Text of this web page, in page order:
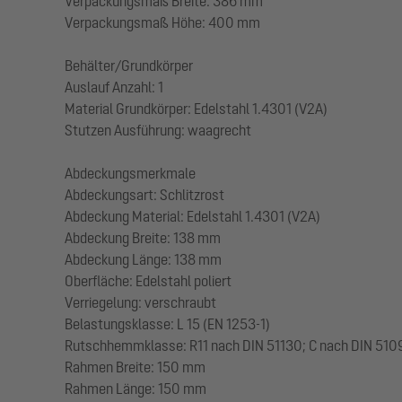
Verpackungsmaß Höhe: 400 mm
Behälter/Grundkörper
Auslauf Anzahl: 1
Material Grundkörper: Edelstahl 1.4301 (V2A)
Stutzen Ausführung: waagrecht
Abdeckungsmerkmale
Abdeckungsart: Schlitzrost
Abdeckung Material: Edelstahl 1.4301 (V2A)
Abdeckung Breite: 138 mm
Abdeckung Länge: 138 mm
Oberfläche: Edelstahl poliert
Verriegelung: verschraubt
Belastungsklasse: L 15 (EN 1253-1)
Rutschhemmklasse: R11 nach DIN 51130; C nach DIN
Rahmen Breite: 150 mm
Rahmen Länge: 150 mm